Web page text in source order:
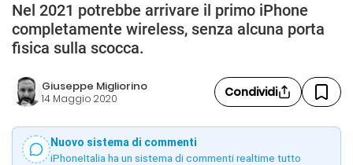
Nel 2021 potrebbe arrivare il primo iPhone
completamente wireless, senza alcuna porta
fisica sulla scocca.
Giuseppe Migliorino
14 Maggio 2020 Condividi
Nuovo sistema di commenti
iPhoneItalia ha un sistema di commenti realtime tutto